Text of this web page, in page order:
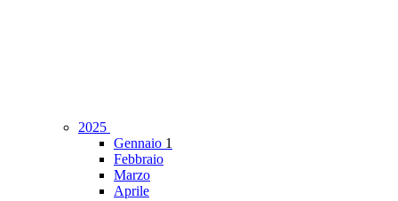
2025
Gennaio 1
Febbraio
Marzo
Aprile